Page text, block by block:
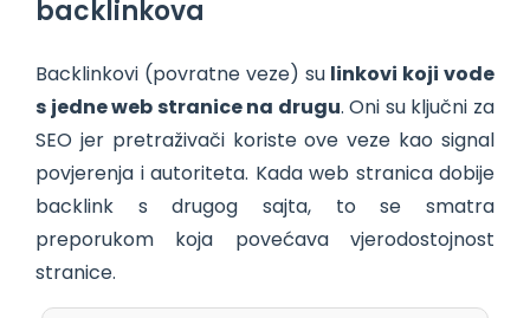
backlinkova
Backlinkovi (povratne veze) su linkovi koji vode
s jedne web stranice na drugu. Oni su ključni za
SEO jer pretraživači koriste ove veze kao signal
povjerenja i autoriteta. Kada web stranica dobije
backlink s drugog sajta, to se smatra
preporukom koja povećava vjerodostojnost
stranice.